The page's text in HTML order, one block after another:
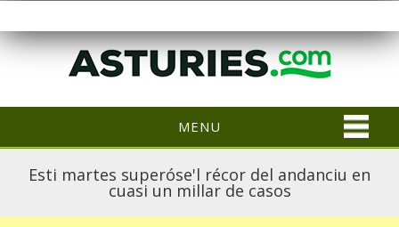
MENU
Esti martes superóse'l récor del andanciu en
cuasi un millar de casos